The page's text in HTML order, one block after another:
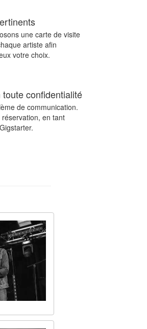
une carte de visite
artiste afin
votre choix.
confidentialité
de communication.
en tant